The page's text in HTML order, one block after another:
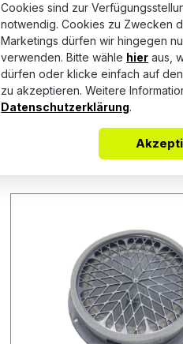
Keine Bewertungen
Cookies sind zur
notwendig. Cookies zu Zwecken
Marketings dürfen wir hingegen
verwenden. Bitte wähle hier aus,
dürfen oder klicke einfach auf
zu akzeptieren. Weitere
Datenschutzerklärung.